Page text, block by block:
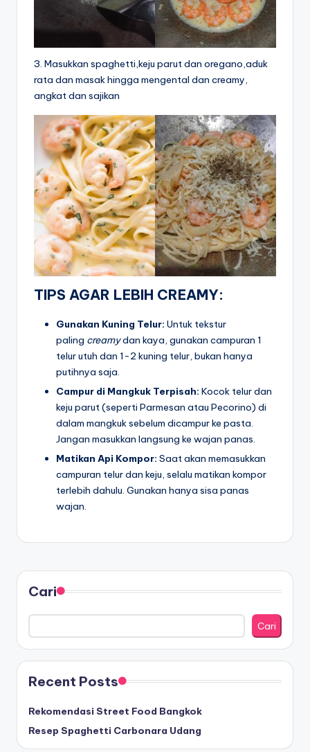
3. Masukkan spaghetti,keju parut dan oregano,aduk
rata dan masak hingga mengental dan creamy,
angkat dan sajikan
TIPS AGAR LEBIH CREAMY:
Gunakan Kuning Telur: Untuk tekstur
paling creamydan kaya, gunakan campuran 1
telur utuh dan 1-2 kuning telur, bukan hanya
putihnya saja.
Campur di Mangkuk Terpisah: Kocok telur dan
keju parut (seperti Parmesan atau Pecorino) di
dalam mangkuk sebelum dicampur ke pasta.
Jangan masukkan langsung ke wajan panas.
Matikan Api Kompor: Saat akan memasukkan
campuran telur dan keju, selalu matikan kompor
terlebih dahulu. Gunakan hanya sisa panas
wajan.
Cari
Cari
Recent Posts
Rekomendasi Street Food Bangkok
Resep Spaghetti Carbonara Udang